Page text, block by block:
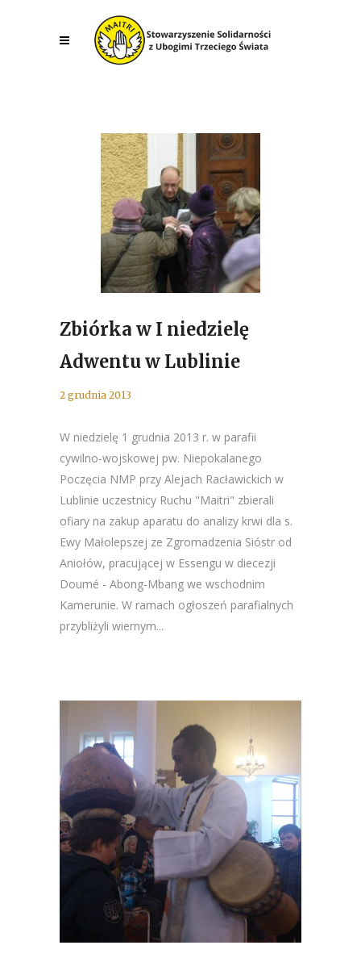
Zbiórka w I niedzielę
Adwentu w Lublinie
2 grudnia 2013
W niedzielę 1 grudnia 2013 r. w parafii
cywilno-wojskowej pw. Niepokalanego
Poczęcia NMP przy Alejach Racławickich w
Lublinie uczestnicy Ruchu "Maitri" zbierali
ofiary na zakup aparatu do analizy krwi dla s.
Ewy Małolepszej ze Zgromadzenia Sióstr od
Aniołów, pracującej w Essengu w diecezji
Doumé - Abong-Mbang we wschodnim
Kamerunie. W ramach ogłoszeń parafialnych
przybliżyli wiernym...